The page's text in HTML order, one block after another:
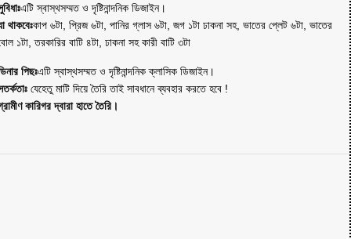
এটি স্বাস্থসম্মত ও দৃষ্টিনান্দনিক ডিজাইন।
থাকবেঃকাপ ৬টা, প্রিজ ৬টা, পানির গ্লাস ৬টা, জগ ১টা ঢাকনা সহ, ভাতের প্লেট ৬টা, ভাতের
১টা, তরকারির বাটি ৪টা, ঢাকনা সহ কারী বাটি ৩টা
পিছঃএটি স্বাস্থসম্মত ও দৃষ্টিনান্দনিক ক্লাসিক ডিজাইন।
যেহেতু মাটি দিয়ে তৈরি তাই সাবধানে ব্যবহার করতে হবে !
কারিগর দ্বারা হাতে তৈরি।